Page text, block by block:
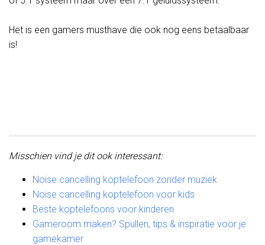
Het is een gamers musthave die ook nog eens betaalbaar
is!
Misschien vind je dit ook interessant:
Noise cancelling koptelefoon zonder muziek
Noise cancelling koptelefoon voor kids
Beste koptelefoons voor kinderen
Gameroom maken? Spullen, tips & inspiratie voor je
gamekamer